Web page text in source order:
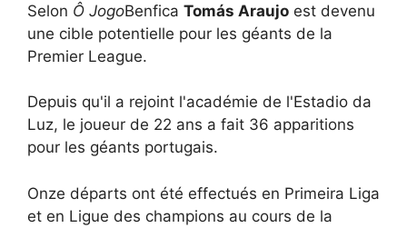
Selon Ô JogoBenfica Tomás Araujo est devenu
une cible potentielle pour les géants de la
Premier League.
Depuis qu'il a rejoint l'académie de l'Estadio da
Luz, le joueur de 22 ans a fait 36 ​​apparitions
pour les géants portugais.
Onze départs ont été effectués en Primeira Liga
et en Ligue des champions au cours de la